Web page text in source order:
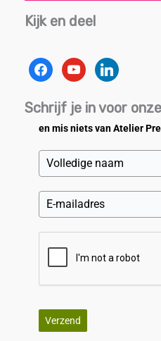
Kijk en deel
facebookyoutubelinkedin
Schrijf je in voor
en mis niets van Atelier
Verzend